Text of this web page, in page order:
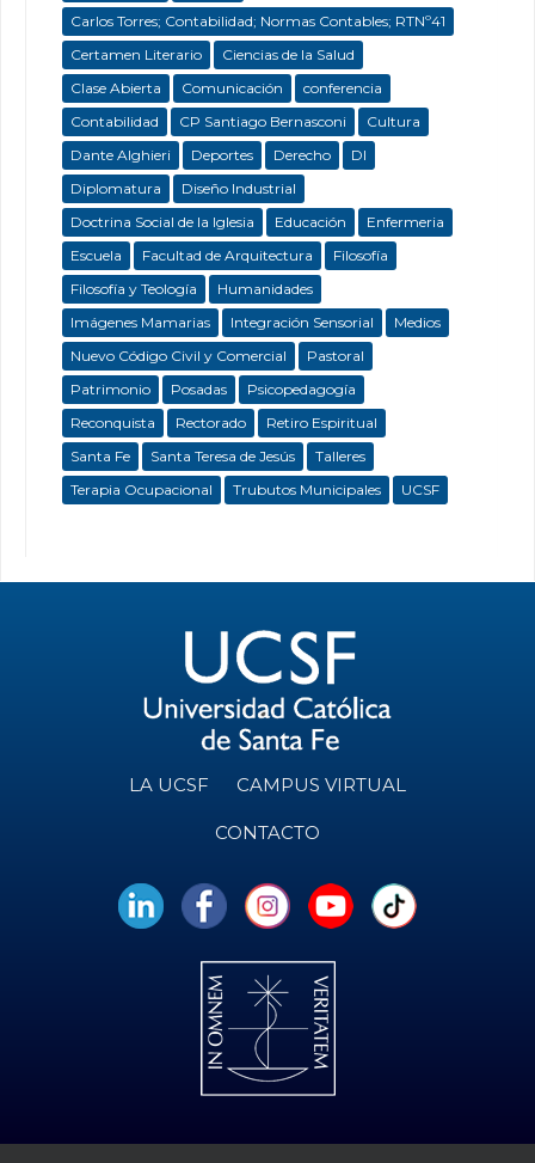
Carlos Torres; Contabilidad; Normas Contables; RTNº41
Certamen Literario
Ciencias de la Salud
Clase Abierta
Comunicación
conferencia
Contabilidad
CP Santiago Bernasconi
Cultura
Dante Alghieri
Deportes Derecho
DI
Diplomatura
Diseño Industrial
Doctrina Social de la Iglesia
Educación
Enfermeria
Escuela
Facultad de Arquitectura
Filosofía
Filosofía y Teología
Humanidades
Imágenes Mamarias
Integración Sensorial
Medios
Nuevo Código Civil y Comercial
Pastoral
Patrimonio
Posadas
Psicopedagogía
Reconquista
Rectorado
Retiro Espiritual
Santa Fe
Santa Teresa de Jesús
Talleres
Terapia Ocupacional
Trubutos Municipales UCSF
LA UCSF CAMPUS VIRTUAL
CONTACTO